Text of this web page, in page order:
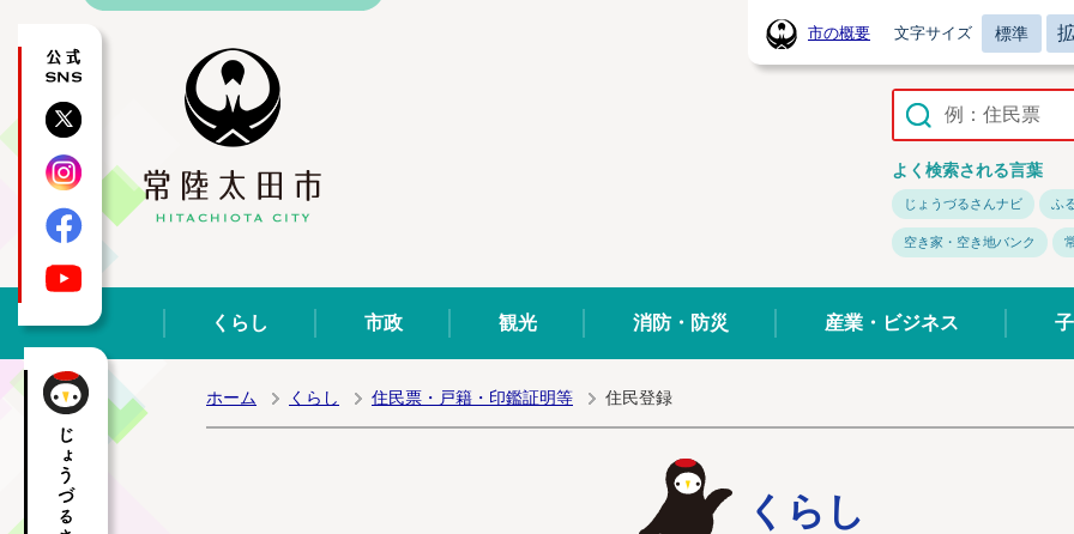
常陸太田市ホームページ
市の概要 文字サイズ 標準
よく検索される言葉
じょうづるさんナビ ふ
空き家・空き地バンク
公式SNS
X
Instagram
Facebook
YouTube くらし 市政 観光 消防・防災 産業・ビジネス
ホーム くらし 住民票・戸籍・印鑑証明等 住民登録
くらし